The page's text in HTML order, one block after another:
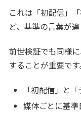
これは「初配信」
ど、基準の言葉が
前世検証でも同様
することが重要です
「初配信」と
媒体ごとに基準